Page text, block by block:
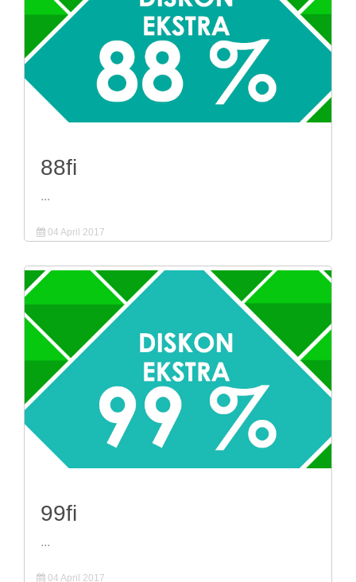
88fi
...
04 April 2017
99fi
...
04 April 2017